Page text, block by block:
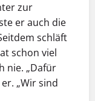
zur
er auch die
schläft
schon viel
nie. „Dafür
„Wir sind